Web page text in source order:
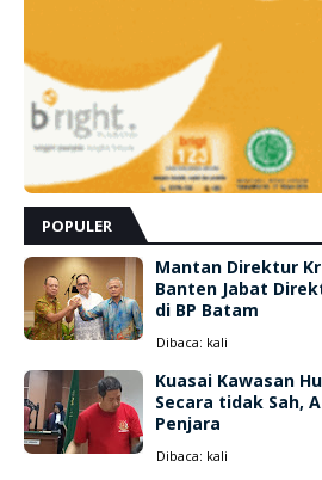
POPULER
Mantan Direktur
Banten Jabat
di BP Batam
Dibaca: kali
Kuasai Kawasan
Secara tidak Sah,
Penjara
Dibaca: kali